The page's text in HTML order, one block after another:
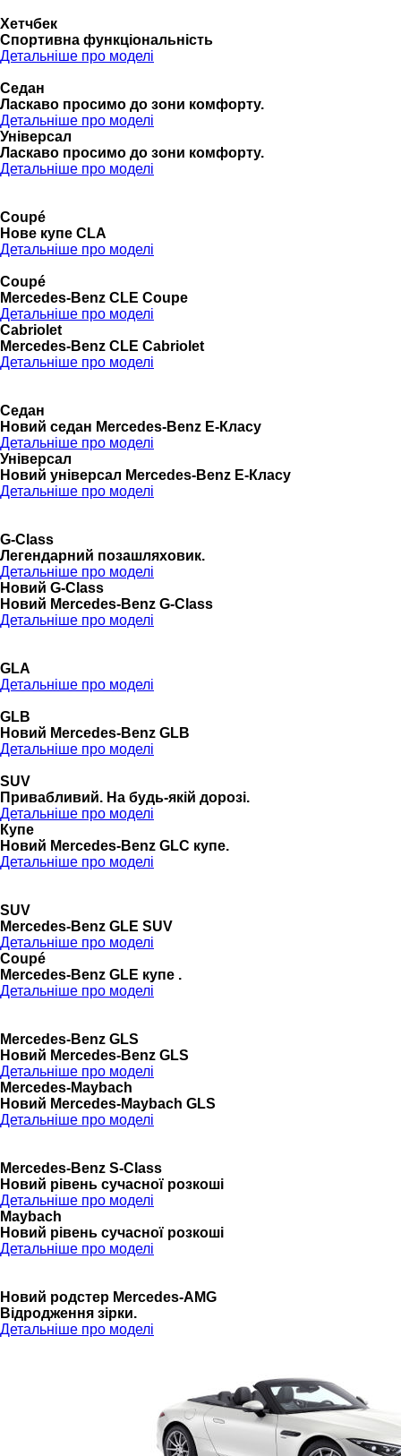
Хетчбек
Спортивна функціональність
Детальніше про моделі
Седан
Ласкаво просимо до зони комфорту.
Детальніше про моделі
Універсал
Ласкаво просимо до зони комфорту.
Детальніше про моделі
Coupé
Нове купе CLA
Детальніше про моделі
Coupé
Mercedes-Benz CLE Coupe
Детальніше про моделі
Cabriolet
Mercedes-Benz CLE Cabriolet
Детальніше про моделі
Седан
Новий седан Mercedes-Benz Е-Класу
Детальніше про моделі
Універсал
Новий універсал Mercedes-Benz E-Класу
Детальніше про моделі
G-Class
Легендарний позашляховик.
Детальніше про моделі
Новий G-Class
Новий Mercedes-Benz G-Class
Детальніше про моделі
GLA
Детальніше про моделі
GLB
Новий Mercedes-Benz GLB
Детальніше про моделі
SUV
Привабливий. На будь-якій дорозі.
Детальніше про моделі
Купе
Новий Mercedes-Benz GLС купе.
Детальніше про моделі
SUV
Mercedes-Benz GLE SUV
Детальніше про моделі
Coupé
Mercedes-Benz GLE купе .
Детальніше про моделі
Mercedes-Benz GLS
Новий Mercedes-Benz GLS
Детальніше про моделі
Mercedes-Maybach
Новий Mercedes-Maybach GLS
Детальніше про моделі
Mercedes-Benz S-Class
Новий рівень сучасної розкоші
Детальніше про моделі
Maybach
Новий рівень сучасної розкоші
Детальніше про моделі
Новий родстер Mercedes-AMG
Відродження зірки.
Детальніше про моделі